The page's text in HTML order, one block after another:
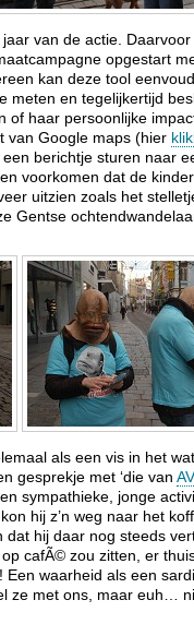
van de actie.
opgestart
kan deze tool
meten en tegelijkertijd
of haar persoonlijke
van Google maps (hier
berichtje sturen naar
voorkomen dat de
uitzien zoals het
Gentse
als een vis in het
gesprekje met ‘die van
sympathieke, jonge
hij z’n weg naar het
hij daar nog steeds
cafÃ© zou zitten, er
waarheid als een
ze met ons, maar euh…